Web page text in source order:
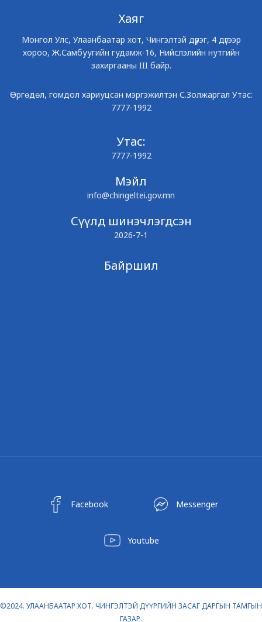
Хаяг
Монгол Улс, Улаанбаатар хот, Чингэлтэй дүүрэг, 4 дүгээр
хороо, Ж.Самбуугийн гудамж-16, Нийслэлийн нутгийн
захиргааны III байр.
Өргөдөл, гомдол хариуцсан мэргэжилтэн С.Золжаргал Утас:
7777-1992
Утас:
7777-1992
Мэйл
info@chingeltei.gov.mn
Сүүлд шинэчлэгдсэн
2026-7-1
Байршил
Facebook Messenger
Youtube
©2024. УЛААНБААТАР ХОТ. ЧИНГЭЛТЭЙ ДҮҮРГИЙН ЗАСАГ ДАРГЫН ТАМГЫН
ГАЗАР.